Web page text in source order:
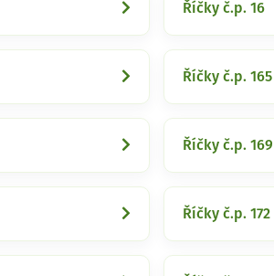
Říčky č.p. 16
Říčky č.p. 165
Říčky č.p. 169
Říčky č.p. 172